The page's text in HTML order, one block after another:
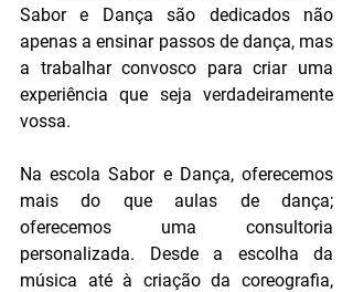
Sabor e Dança são dedicados não
apenas a ensinar passos de dança, mas
a trabalhar convosco para criar uma
experiência que seja verdadeiramente
vossa.
Na escola Sabor e Dança, oferecemos
mais do que aulas de dança;
oferecemos uma consultoria
personalizada. Desde a escolha da
música até à criação da coreografia,